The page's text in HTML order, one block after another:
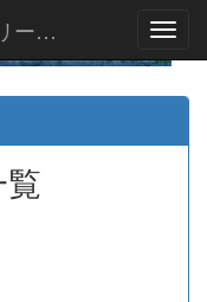
特定非営利活動法人コンクリート製品JIS協議会